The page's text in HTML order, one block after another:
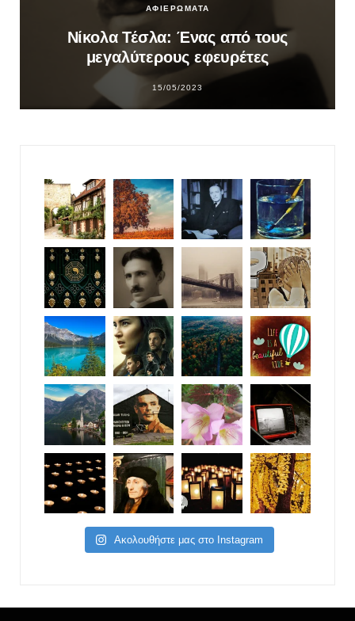
ΑΦΙΕΡΩΜΑΤΑ
Νίκολα Τέσλα: Ένας από τους
μεγαλύτερους εφευρέτες
15/05/2023
Ακολουθήστε μας στο Instagram